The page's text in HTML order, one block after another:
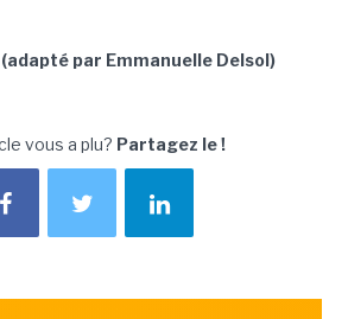
(adapté par Emmanuelle Delsol)
vous a plu? Partagez le !